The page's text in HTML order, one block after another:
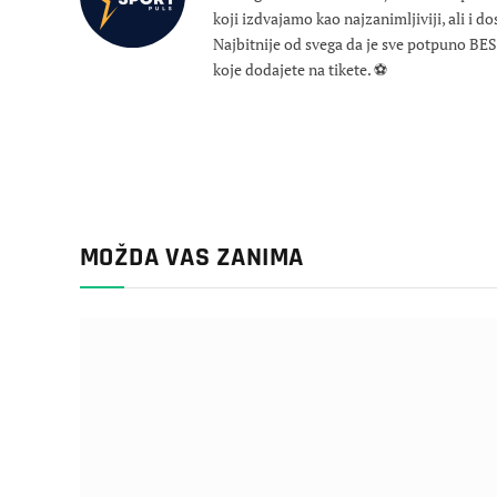
koji izdvajamo kao najzanimljiviji, ali i
Najbitnije od svega da je sve potpuno
koje dodajete na tikete. ⚽
MOŽDA VAS ZANIMA